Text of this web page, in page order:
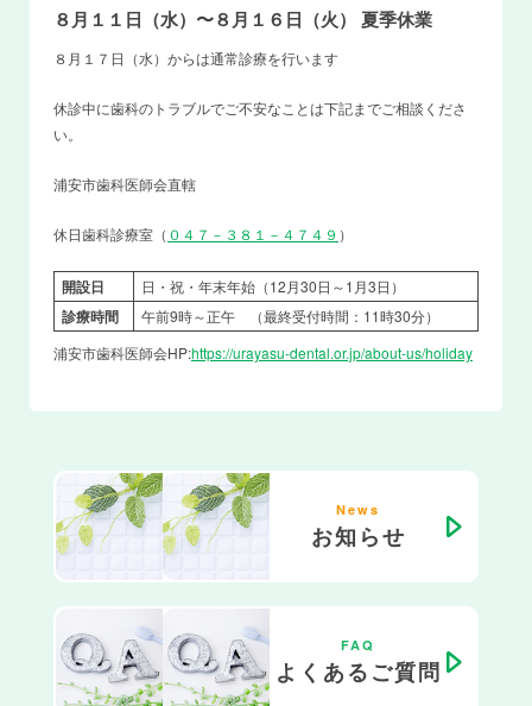
８月１１日（水）〜８月１６日（火） 夏季休業
８月１７日（水）からは通常診療を行います
休診中に歯科のトラブルでご不安なことは下記までご相談くださ
い。
浦安市歯科医師会直轄
休日歯科診療室（ ０４７－３８１－４７４９ ）
開設日 日・祝・年末年始（12月30日～1月3日）
診療時間
午前9時～正午 （最終受付時間：11時30分）
浦安市歯科医師会HP:https://urayasu-dental.or.jp/about-us/holiday
News
お知らせ
FAQ
よくあるご質問